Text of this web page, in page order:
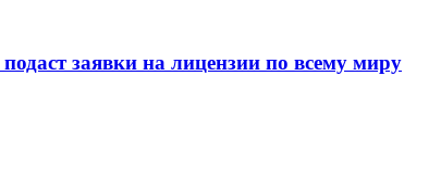
заявки на лицензии по всему миру